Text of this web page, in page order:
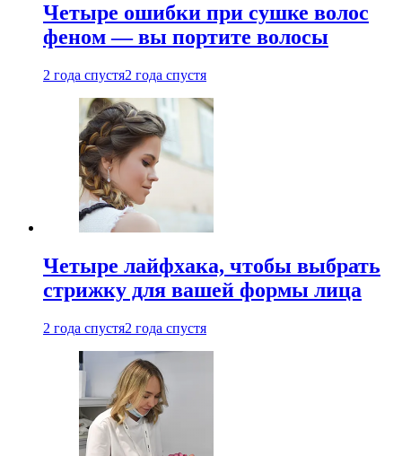
Четыре ошибки при сушке волос
феном — вы портите волосы
2 года спустя2 года спустя
Четыре лайфхака, чтобы выбрать
стрижку для вашей формы лица
2 года спустя2 года спустя